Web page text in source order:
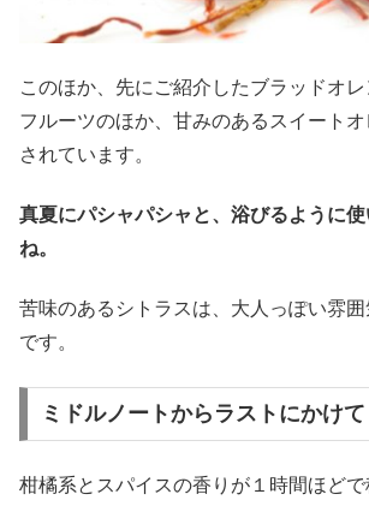
このほか、先にご紹介したブラッドオ
フルーツのほか、甘みのあるスイート
されています。
真夏にパシャパシャと、浴びるように
ね。
苦味のあるシトラスは、大人っぽい雰囲
です。
ミドルノートからラストにかけて
柑橘系とスパイスの香りが１時間ほど